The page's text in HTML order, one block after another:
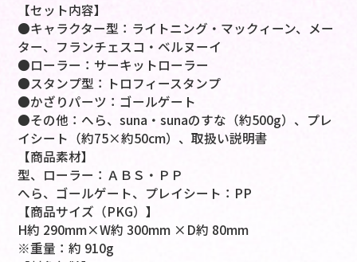
【セット内容】
●キャラクター型：ライトニング・マックィーン、メー
ター、フランチェスコ・ベルヌーイ
●ローラー：サーキットローラー
●スタンプ型：トロフィースタンプ
●かざりパーツ：ゴールゲート
●その他：へら、suna・sunaのすな（約500g）、プレ
イシート（約75×約50cm）、取扱い説明書
【商品素材】
型、ローラー：ＡＢＳ・ＰＰ
へら、ゴールゲート、プレイシート：PP
【商品サイズ（PKG）】
H約 290mm×W約 300mm ×D約 80mm
※重量：約 910g